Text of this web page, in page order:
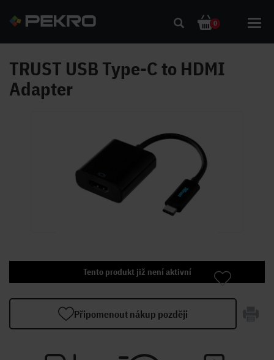
0
TRUST USB Type-C to HDMI
Adapter
Tento produkt již není aktivní
Připomenout nákup později